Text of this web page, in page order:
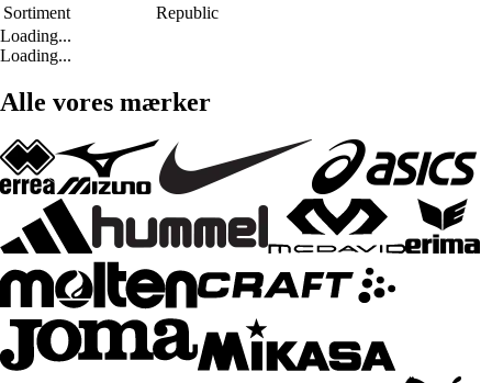
Sortiment
Republic
Loading...
Loading...
Alle vores mærker